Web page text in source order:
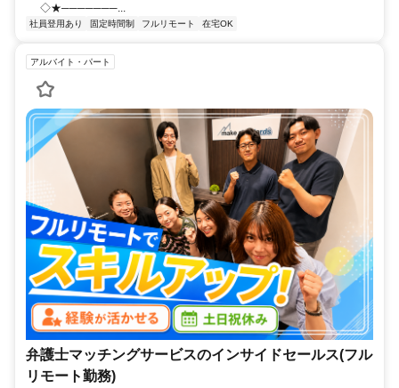
◇★───────...
社員登用あり 固定時間制 フルリモート 在宅OK
アルバイト・パート
弁護士マッチングサービスのインサイドセールス(フル
リモート勤務)